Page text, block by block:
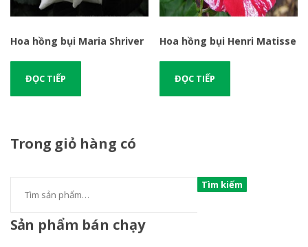
Hoa hồng bụi Maria Shriver
ĐỌC TIẾP
Hoa hồng bụi Henri Matisse
ĐỌC TIẾP
Trong giỏ hàng có
Tìm kiếm
Sản phẩm bán chạy